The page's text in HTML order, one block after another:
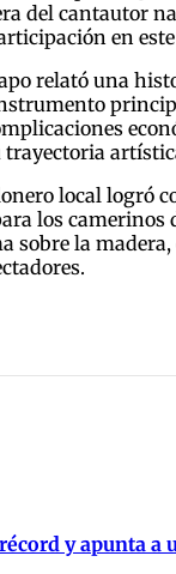
del cantautor
en
relató una
trayectoria
local
los
la
y apunta a